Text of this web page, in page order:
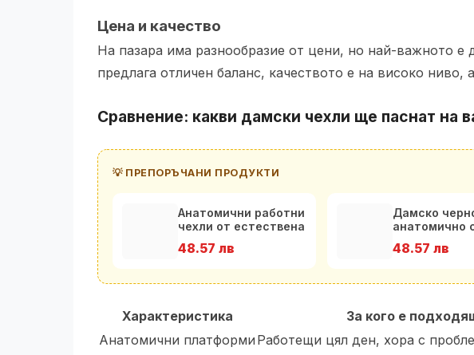
Цена и качество
На пазара има разнообразие от цени, но най-важното е
предлага отличен баланс, качеството е на високо
Сравнение: какви дамски чехли ще паснат на
💡 ПРЕПОРЪЧАНИ ПРОДУКТИ
Анатомични работни
чехли от естествена
48.57 лв
Дамско
анатомично
от ест
48.57 лв
Характеристика За кого е
Анатомични платформи Работещи цял ден, хора с